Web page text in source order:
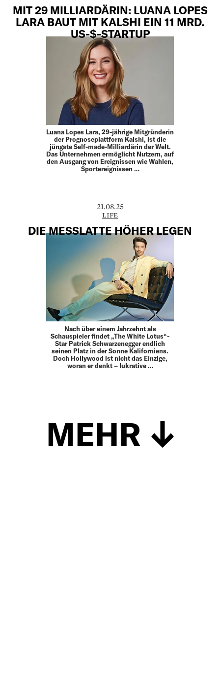
MIT 29 MILLIARDÄRIN: LUANA LOPES
LARA BAUT MIT KALSHI EIN 11 MRD.
US-$-STARTUP
Luana Lopes Lara, 29-jährige Mitgründerin
der Prognoseplattform Kalshi, ist die
jüngste Self-made-Milliardärin der Welt.
Das Unternehmen ermöglicht Nutzern, auf
den Ausgang von Ereignissen wie Wahlen,
Sportereignissen …
21.08.25
LIFE
DIE MESSLATTE HÖHER LEGEN
Nach über einem Jahrzehnt als
Schauspieler findet „The White Lotus“-
Star Patrick Schwarzenegger endlich
seinen Platz in der Sonne Kaliforniens.
Doch Hollywood ist nicht das Einzige,
woran er denkt – lukrative …
MEHR